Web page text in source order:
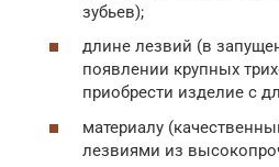
зубьев);
длине лезвий (в
появлении крупных
приобрести изделие с
материалу
лезвиями из